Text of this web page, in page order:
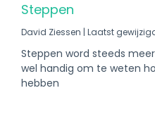
Steppen
David Ziessen Laatst
Steppen word steeds
wel handig om te weten
hebben